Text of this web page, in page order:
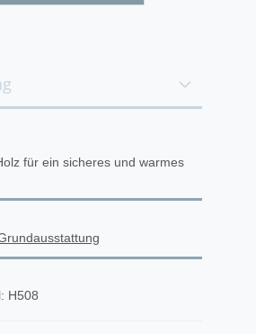
für ein sicheres und warmes
H508